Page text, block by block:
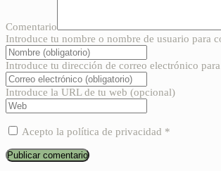
Comentario
Introduce tu nombre o nombre de usuario para
Introduce tu dirección de correo electrónico
Introduce la URL de tu web (opcional)
Acepto la política de privacidad *